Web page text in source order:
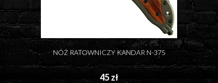
NÓŻ RATOWNICZY KANDAR N-375
45 zł